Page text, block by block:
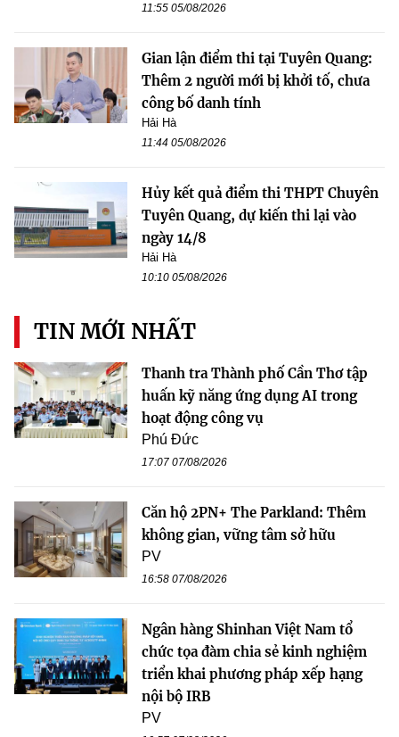
11:55 05/08/2026
Gian lận điểm thi tại Tuyên Quang:
Thêm 2 người mới bị khởi tố, chưa
công bố danh tính
Hải Hà
11:44 05/08/2026
Hủy kết quả điểm thi THPT Chuyên
Tuyên Quang, dự kiến thi lại vào
ngày 14/8
Hải Hà
10:10 05/08/2026
TIN MỚI NHẤT
Thanh tra Thành phố Cần Thơ tập
huấn kỹ năng ứng dụng AI trong
hoạt động công vụ
Phú Đức
17:07 07/08/2026
Căn hộ 2PN+ The Parkland: Thêm
không gian, vững tâm sở hữu
PV
16:58 07/08/2026
Ngân hàng Shinhan Việt Nam tổ
chức tọa đàm chia sẻ kinh nghiệm
triển khai phương pháp xếp hạng
nội bộ IRB
PV